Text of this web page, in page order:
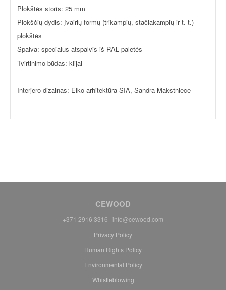
Plokštės storis: 25 mm
Plokščių dydis: įvairių formų (trikampių, stačiakampių ir t. t.)
plokštės
Spalva: specialus atspalvis iš RAL paletės
Tvirtinimo būdas: klijai
Interjero dizainas: Elko arhitektūra SIA, Sandra Makstniece
CEWOOD
+371 2916 3316 | info@cewood.com
Privacy Policy
Human Rights Policy
Environmental Policy
Whistleblowing